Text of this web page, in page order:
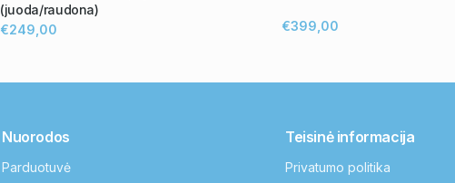
(juoda/raudona)
€249,00
€399,00
Nuorodos
Parduotuvė
Teisinė informacija
Privatumo politika